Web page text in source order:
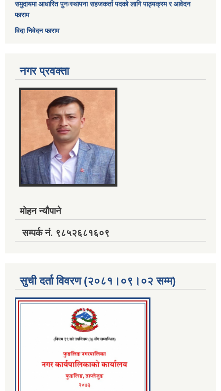
समुदायमा आधारित पुनःस्थापना सहजकर्ता पदको लागि पाठ्यक्रम र आवेदन
फाराम
विदा निवेदन फाराम
नगर प्रवक्ता
मोहन न्यौपाने
सम्पर्क नं. ९८५२६८१६०९
सुची दर्ता विवरण (२०८१।०९।०२ सम्म)